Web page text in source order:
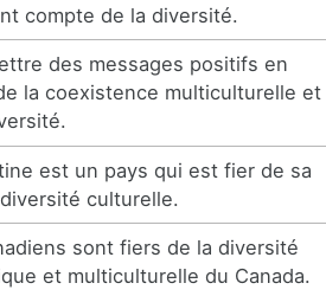
compte de la diversité.
des messages positifs en
la coexistence multiculturelle et
est un pays qui est fier de sa
culturelle.
sont fiers de la diversité
et multiculturelle du Canada.